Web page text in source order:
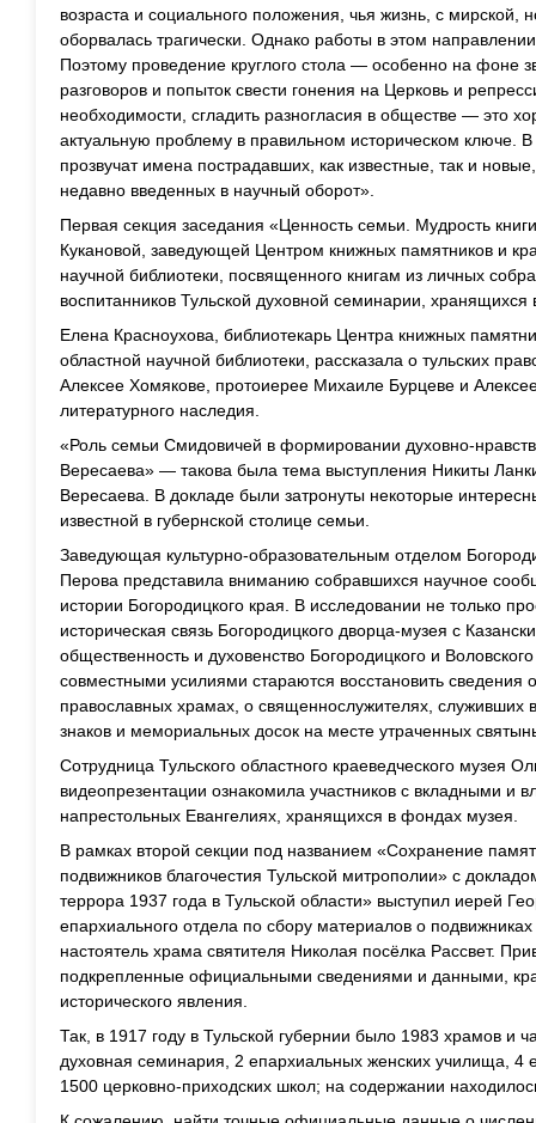
возраста и социального положения, чья жизнь, с мирской,
оборвалась трагически. Однако работы в этом
Поэтому проведение круглого стола — особенно на фоне
разговоров и попыток свести гонения на Церковь и
необходимости, сгладить разногласия в обществе — это
актуальную проблему в правильном историческом ключе.
прозвучат имена пострадавших, как известные, так и
недавно введенных в научный оборот».
Первая секция заседания «Ценность семьи. Мудрость
Кукановой, заведующей Центром книжных памятников и
научной библиотеки, посвященного книгам из личных
воспитанников Тульской духовной семинарии,
Елена Красноухова, библиотекарь Центра книжных
областной научной библиотеки, рассказала о тульских
Алексее Хомякове, протоиерее Михаиле Бурцеве и
литературного наследия.
«Роль семьи Смидовичей в формировании духовно-
Вересаева» — такова была тема выступления Никиты
Вересаева. В докладе были затронуты некоторые
известной в губернской столице семьи.
Заведующая культурно-образовательным отделом
Перова представила вниманию собравшихся научное
истории Богородицкого края. В исследовании не только
историческая связь Богородицкого дворца-музея с
общественность и духовенство Богородицкого и
совместными усилиями стараются восстановить
православных храмах, о священнослужителях, служивших
знаков и мемориальных досок на месте утраченных
Сотрудница Тульского областного краеведческого музея
видеопрезентации ознакомила участников с вкладными и
напрестольных Евангелиях, хранящихся в фондах музея.
В рамках второй секции под названием «Сохранение
подвижников благочестия Тульской митрополии» с
террора 1937 года в Тульской области» выступил иерей
епархиального отдела по сбору материалов о подвижниках
настоятель храма святителя Николая посёлка Рассвет.
подкрепленные официальными сведениями и данными,
исторического явления.
Так, в 1917 году в Тульской губернии было 1983 храмов и
духовная семинария, 2 епархиальных женских училища, 4
1500 церковно-приходских школ; на содержании